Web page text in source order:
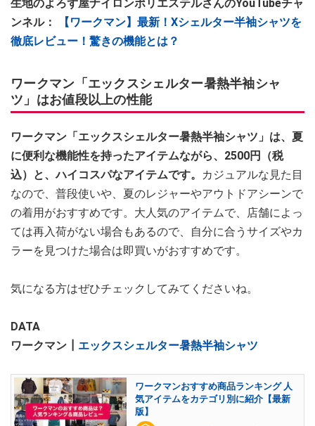
生地のよろず屋ナイロンポリエステルさんのYouTubeチャ
ンネル：
【ワークマン】最新！Xシェルター半袖シャツを
徹底レビュー！驚きの機能とは？
ワークマン「エックスシェルター暑熱半袖シャ
ツ」はお値段以上の性能
ワークマン「エックスシェルター暑熱半袖シャツ」は、夏
に便利な機能性を持ったアイテムながら、2500円（税
込）と、ハイコスパなアイテムです。
カジュアルな見た目
なので、普段使いや、夏のレジャーやアウトドアシーンで
の着用がおすすめです。大人気のアイテムで、店舗によっ
ては再入荷がない場合もあるので、自分に合うサイズやカ
ラーを見つけた場合は即買いがおすすめです。
気になる方はぜひチェックしてみてくださいね。
DATA
ワークマン┃ エックスシェルター暑熱半袖シャツ
ワークマンおすすめ商品ランキング 人
気アイテムをカテゴリ別に紹介【最新
版】